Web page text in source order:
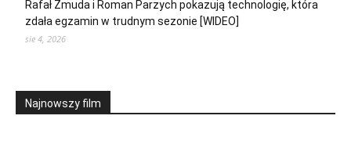
Rafał Żmuda i Roman Parzych pokazują technologię, która
zdała egzamin w trudnym sezonie [WIDEO]
sie 4, 2026
Najnowszy film